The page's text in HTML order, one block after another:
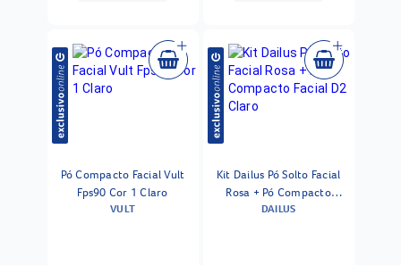
Pó Compacto Facial Vult
Fps90 Cor 1 Claro
VULT
Kit Dailus Pó Solto Facial
Rosa + Pó Compacto
Facial D2 Claro
DAILUS